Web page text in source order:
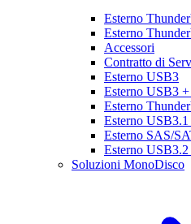
Esterno
Esterno
Accessori
Contratto di
Esterno USB3
Esterno USB3
Esterno
Esterno
Esterno SAS/
Esterno
Soluzioni MonoDisco